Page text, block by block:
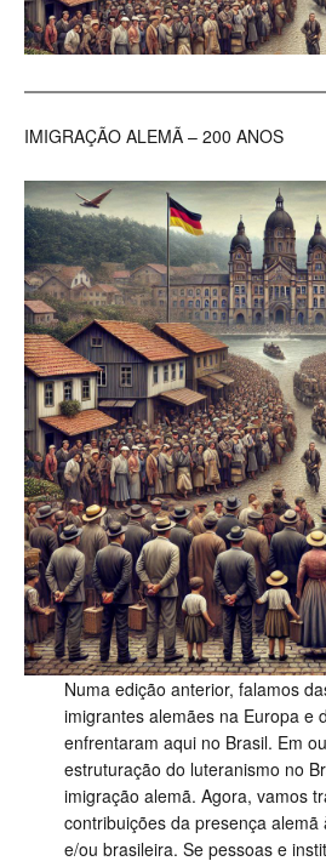
IMIGRAÇÃO ALEMÃ – 200 ANOS
Numa edição anterior, falamos
imigrantes alemães na Europa e
enfrentaram aqui no Brasil. Em
estruturação do luteranismo no
imigração alemã. Agora, vamos
contribuições da presença
e/ou brasileira. Se pessoas e